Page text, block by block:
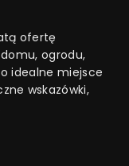
ofertę
ogrodu,
idealne miejsce
wskazówki,